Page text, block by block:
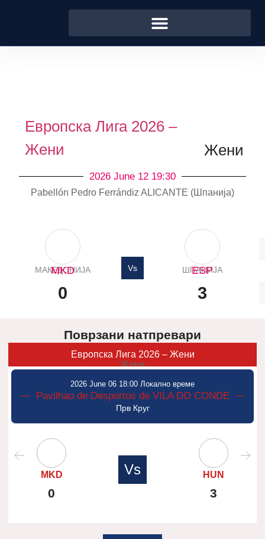
Европска Лига 2026 –
Жени
Жени
2026 June 12 19:30
Pabellón Pedro Ferrándiz ALICANTE (Шпанија)
МАКЕДОНИЈА
MKD
0
Vs ШПАНИЈА
ESP
3
Поврзани натпревари
Европска Лига 2026 – Жени
Жени
2026 June 06 18:00 Локално време
Pavilhao de Desportos de VILA DO CONDE
Прв Круг
MKD
0
Vs HUN
3